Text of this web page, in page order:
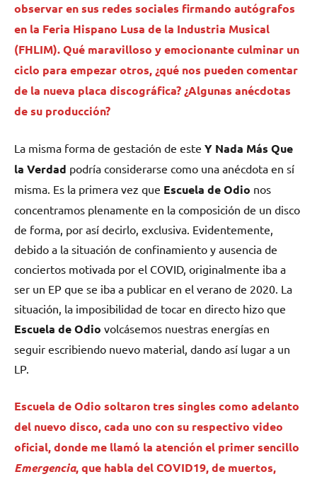
observar en sus redes sociales firmando autógrafos
en la Feria Hispano Lusa de la Industria Musical
(FHLIM). Qué maravilloso y emocionante culminar un
ciclo para empezar otros, ¿qué nos pueden comentar
de la nueva placa discográfica? ¿Algunas anécdotas
de su producción?
La misma forma de gestación de este Y Nada Más Que
la Verdad podría considerarse como una anécdota en sí
misma. Es la primera vez que Escuela de Odio nos
concentramos plenamente en la composición de un disco
de forma, por así decirlo, exclusiva. Evidentemente,
debido a la situación de confinamiento y ausencia de
conciertos motivada por el COVID, originalmente iba a
ser un EP que se iba a publicar en el verano de 2020. La
situación, la imposibilidad de tocar en directo hizo que
Escuela de Odio volcásemos nuestras energías en
seguir escribiendo nuevo material, dando así lugar a un
LP.
Escuela de Odio soltaron tres singles como adelanto
del nuevo disco, cada uno con su respectivo video
oficial, donde me llamó la atención el primer sencillo
Emergencia, que habla del COVID19, de muertos,